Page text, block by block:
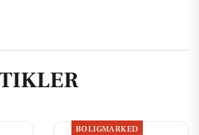
BOLIGMARKED